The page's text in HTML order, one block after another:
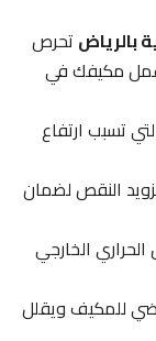
تحرص
مكيفك في
تسبب ارتفاع
النقص لضمان
الخارجي
للمكيف ويقلل